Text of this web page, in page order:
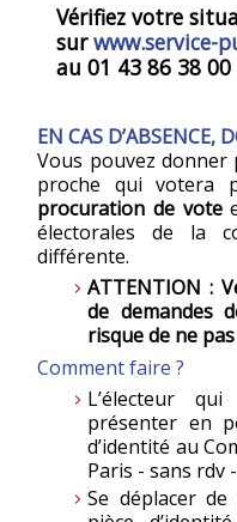
Vérifiez votre
surwww.service-
au 01 43 86 38 00
EN CAS D’ABSENCE,
Vous pouvez
proche qui votera
procuration de vote
électorales de la
différente.
ATTENTION :
de demandes
risque de ne
Comment faire ?
L’électeur
présenter en
d’identité au
Paris - sans rdv
Se déplacer